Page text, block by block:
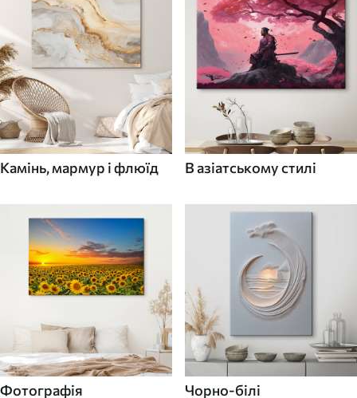
Камінь, мармур і флюїд В азіатському стилі
Фотографія Чорно-білі